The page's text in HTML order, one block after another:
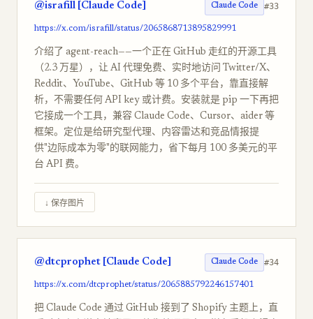
@israfill [Claude Code] Claude Code #33
https://x.com/israfill/status/2065868713895829991
介绍了 agent-reach——一个正在 GitHub 走红的开源工具
（2.3 万星），让 AI 代理免费、实时地访问 Twitter/X、
Reddit、YouTube、GitHub 等 10 多个平台，靠直接解
析，不需要任何 API key 或计费。安装就是 pip 一下再把
它接成一个工具，兼容 Claude Code、Cursor、aider 等
框架。定位是给研究型代理、内容雷达和竞品情报提
供"边际成本为零"的联网能力，省下每月 100 多美元的平
台 API 费。
↓ 保存图片
@dtcprophet [Claude Code] Claude Code #34
https://x.com/dtcprophet/status/2065885792246157401
把 Claude Code 通过 GitHub 接到了 Shopify 主题上，直